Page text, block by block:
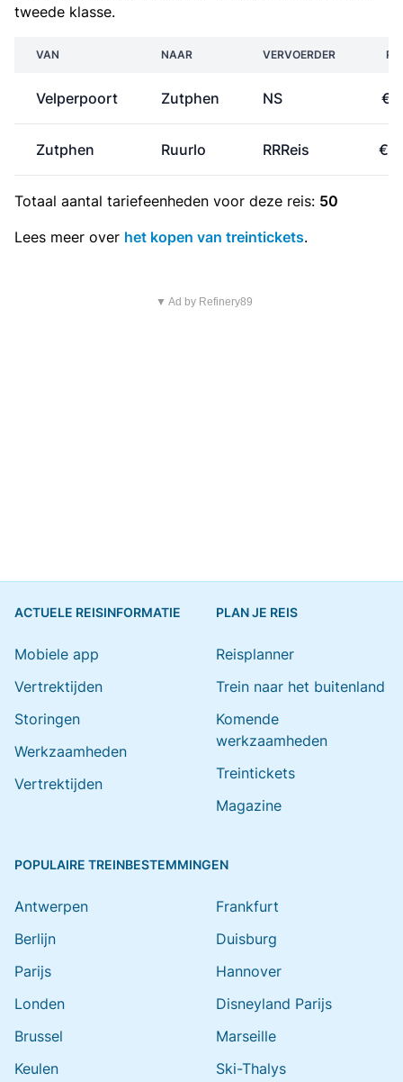
tweede klasse.
VAN NAAR VERVOERDER
Velperpoort Zutphen NS €
Zutphen Ruurlo RRReis €
Totaal aantal tariefeenheden voor deze reis: 50
Lees meer over het kopen van treintickets.
▼ Ad by Refinery89
ACTUELE REISINFORMATIE
Mobiele app
Vertrektijden
Storingen
Werkzaamheden
Vertrektijden
PLAN JE REIS
Reisplanner
Trein naar het buitenland
Komende
werkzaamheden
Treintickets
Magazine
POPULAIRE TREINBESTEMMINGEN
Antwerpen
Berlijn
Parijs
Londen
Brussel
Keulen
Frankfurt
Duisburg
Hannover
Disneyland Parijs
Marseille
Ski-Thalys